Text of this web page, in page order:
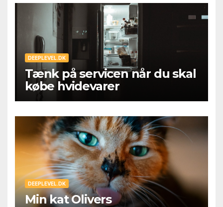
DEEPLEVEL.DK
Tænk på servicen når du skal
købe hvidevarer
DEEPLEVEL.DK
Min kat Olivers